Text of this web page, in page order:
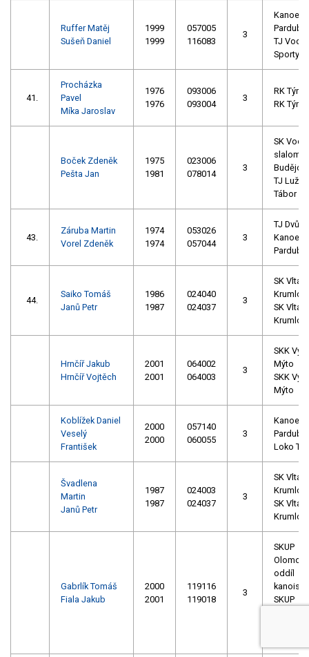
Ruffer Matěj
Sušeň Daniel
1999
1999
057005
116083
3
Kanoe
TJ Vodní
Sporty
41.
Procházka
Pavel
Míka Jaroslav
1976
1976
093006
093004
3
RK Týn,
RK Týn,
Boček Zdeněk
Pešta Jan
1975
1981
023006
078014
3
SK Vodní
slalom
TJ
Tábor
43.
Záruba Martin
Vorel Zdeněk
1974
1974
053026
057044
3
TJ Dvůr
Kanoe
44.
Saiko Tomáš
Janů Petr
1986
1987
024040
024037
3
SK
Krumlov
SK
Krumlov
Hrnčíř Jakub
Hrnčíř Vojtěch
2001
2001
064002
064003
3
SKK
Mýto
SKK
Mýto
Koblížek Daniel
Veselý
František
2000
2000
057140
060055
3
Kanoe
Loko
Švadlena
Martin
Janů Petr
1987
1987
024003
024037
3
SK
Krumlov
SK
Krumlov
Gabrlík Tomáš
Fiala Jakub
2000
2001
119116
119018
3
SKUP
oddíl
SKUP